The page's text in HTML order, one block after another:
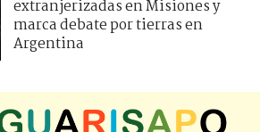
extranjerizadas en Misiones y
marca debate por tierras en
Argentina